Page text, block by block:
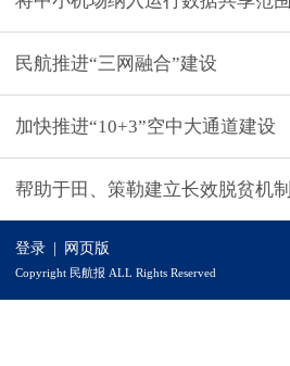
民航推进“三网融合”建设
加快推进“10+3”空中大通道建设
帮助于田、策勒建立长效脱贫机制
登录 网页版
Copyright 民航报 ALL Rights Reserved